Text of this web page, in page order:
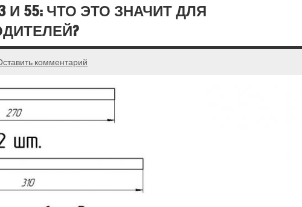
55: ЧТО ЭТО ЗНАЧИТ ДЛЯ
комментарий